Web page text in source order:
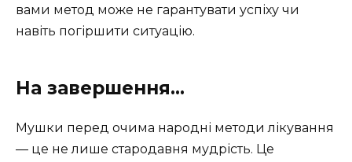
вами метод може не гарантувати успіху чи
навіть погіршити ситуацію.
На завершення…
Мушки перед очима народні методи лікування
— це не лише стародавня мудрість. Це